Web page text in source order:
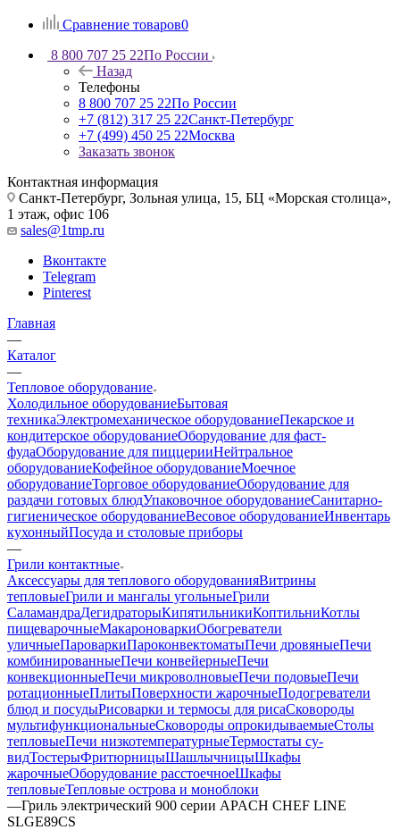
Сравнение товаров0
8 800 707 25 22По России
Назад
Телефоны
8 800 707 25 22По России
+7 (812) 317 25 22Санкт-Петербург
+7 (499) 450 25 22Москва
Заказать звонок
Контактная информация
Санкт-Петербург, Зольная улица, 15, БЦ «Морская столица»,
1 этаж, офис 106
sales@1tmp.ru
Вконтакте
Telegram
Pinterest
Главная
—
Каталог
—
Тепловое оборудование
Холодильное оборудованиеБытовая
техникаЭлектромеханическое оборудованиеПекарское и
кондитерское оборудованиеОборудование для фаст-
фудаОборудование для пиццерииНейтральное
оборудованиеКофейное оборудованиеМоечное
оборудованиеТорговое оборудованиеОборудование для
раздачи готовых блюдУпаковочное оборудованиеСанитарно-
гигиеническое оборудованиеВесовое оборудованиеИнвентарь
кухонныйПосуда и столовые приборы
—
Грили контактные
Аксессуары для теплового оборудованияВитрины
тепловыеГрили и мангалы угольныеГрили
СаламандраДегидраторыКипятильникиКоптильниКотлы
пищеварочныеМакароноваркиОбогреватели
уличныеПароваркиПароконвектоматыПечи дровяныеПечи
комбинированныеПечи конвейерныеПечи
конвекционныеПечи микроволновыеПечи подовыеПечи
ротационныеПлитыПоверхности жарочныеПодогреватели
блюд и посудыРисоварки и термосы для рисаСковороды
мультифункциональныеСковороды опрокидываемыеСтолы
тепловыеПечи низкотемпературныеТермостаты су-
видТостерыФритюрницыШашлычницыШкафы
жарочныеОборудование расстоечноеШкафы
тепловыеТепловые острова и моноблоки
—Гриль электрический 900 серии APACH CHEF LINE
SLGE89CS